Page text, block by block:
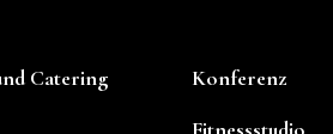
Catering Konferenz